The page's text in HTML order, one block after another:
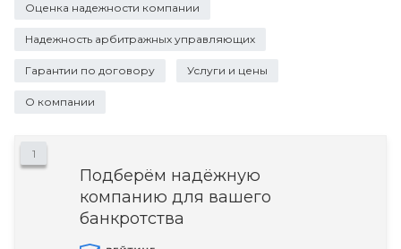
Оценка надежности компании
Надежность арбитражных управляющих
Гарантии по договору Услуги и цены
О компании
1
Подберём надёжную
компанию для вашего
банкротства